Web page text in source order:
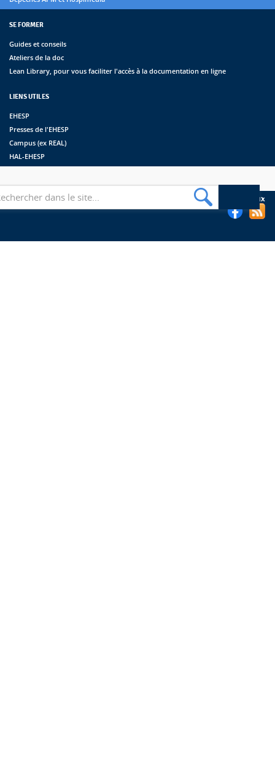
SE FORMER
Guides et conseils
Ateliers de la doc
Lean Library, pour vous faciliter l'accès à la documentation en ligne
LIENS UTILES
EHESP
Presses de l'EHESP
Campus (ex REAL)
HAL-EHESP
Suivez les bibliothèques de l'EHESP sur les réseaux sociaux